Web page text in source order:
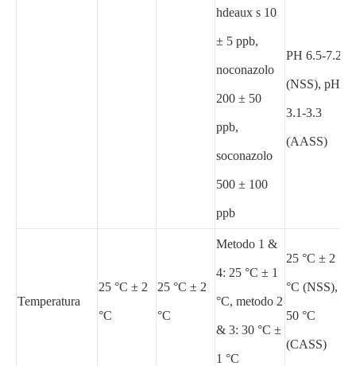
hdeaux s 10
± 5 ppb,
noconazolo
200 ± 50
ppb,
soconazolo
500 ± 100
ppb
PH 6.5-7.2
(NSS), pH
3.1-3.3
(AASS)
Temperatura
25 °C ± 2
°C
25 °C ± 2
°C
Metodo 1 &
4: 25 °C ± 1
°C, metodo 2
& 3: 30 °C ±
1 °C
25 °C ± 2
°C (NSS),
50 °C
(CASS)